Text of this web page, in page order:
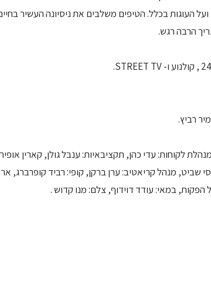
העוגות בכלל. הטיפים משלבים את ניסיונה העשיר
הרבה רגש.
רביץ.
לקוחות: עדי כהן, תקציבאיות: ענבל גולן, קארין
שביט, מנהל קריאטיב: ערן ברקן, קופי: רביד קופרברג,
במאי: עודד דוידוף, צלם: מנו קדוש .